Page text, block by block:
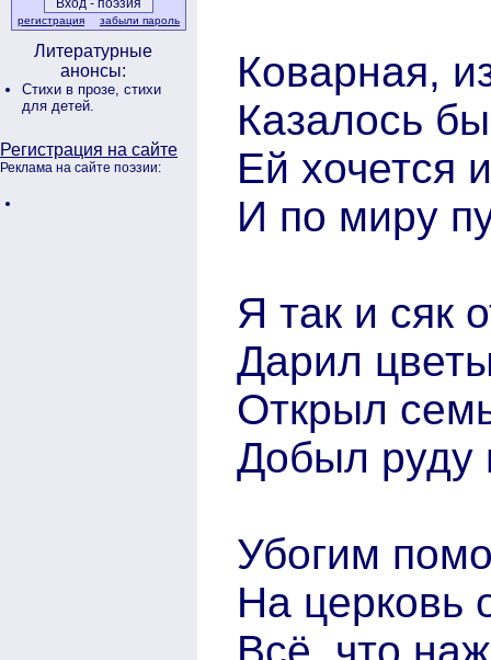
регистрация забыли пароль
Литературные
анонсы:
Стихи в прозе, стихи
для детей.
Регистрация на сайте
Реклама на сайте поэзии:
Коварная,
Казалось
Ей хочется
И по миру
Я так и сяк
Дарил
Открыл
Добыл руду
Убогим
На церковь
Всё, что